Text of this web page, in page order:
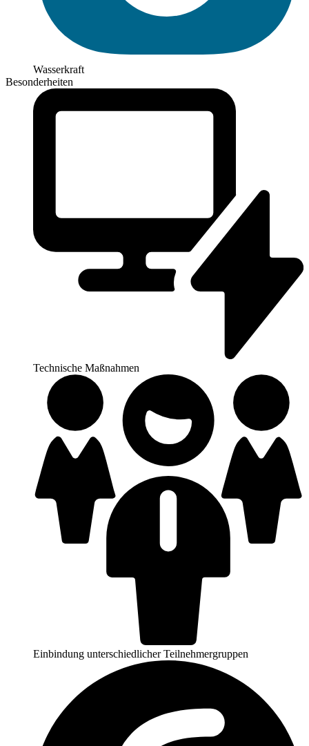
Wasserkraft
Besonderheiten
Technische Maßnahmen
Einbindung unterschiedlicher Teilnehmergruppen